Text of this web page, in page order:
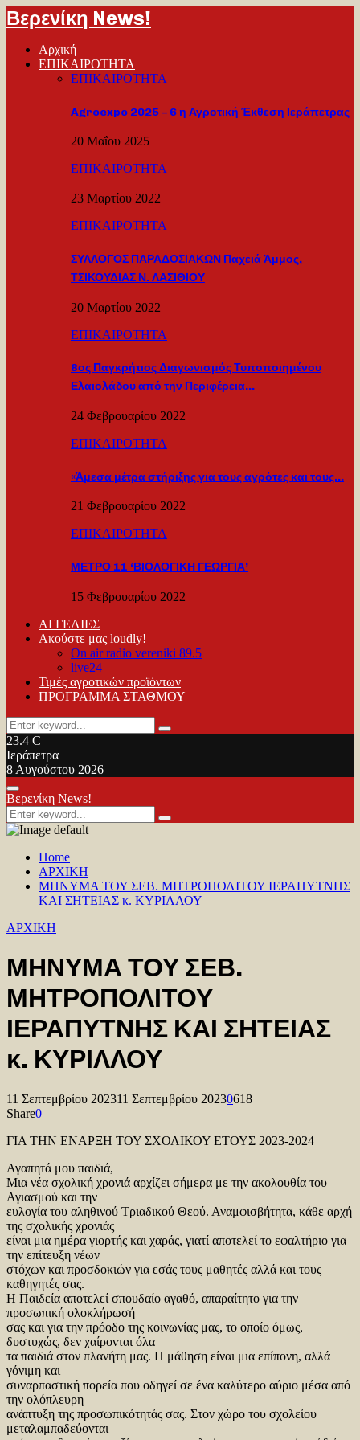
Βερενίκη News!
Αρχική
ΕΠΙΚΑΙΡΟΤΗΤΑ
ΕΠΙΚΑΙΡΟΤΗΤΑ
Agroexpo 2025 – 6 η Αγροτική Έκθεση Ιεράπετρας
20 Μαΐου 2025
ΕΠΙΚΑΙΡΟΤΗΤΑ
23 Μαρτίου 2022
ΕΠΙΚΑΙΡΟΤΗΤΑ
ΣΥΛΛΟΓΟΣ ΠΑΡΑΔΟΣΙΑΚΩΝ Παχειά Άμμος,
ΤΣΙΚΟΥΔΙΑΣ Ν. ΛΑΣΙΘΙΟΥ
20 Μαρτίου 2022
ΕΠΙΚΑΙΡΟΤΗΤΑ
8ος Παγκρήτιος Διαγωνισμός Τυποποιημένου
Ελαιολάδου από την Περιφέρεια…
24 Φεβρουαρίου 2022
ΕΠΙΚΑΙΡΟΤΗΤΑ
«Άμεσα μέτρα στήριξης για τους αγρότες και τους…
21 Φεβρουαρίου 2022
ΕΠΙΚΑΙΡΟΤΗΤΑ
ΜΕΤΡΟ 11 ‘ΒΙΟΛΟΓΙΚΗ ΓΕΩΡΓΙΑ’
15 Φεβρουαρίου 2022
ΑΓΓΕΛΙΕΣ
Ακούστε μας loudly!
On air radio vereniki 89.5
live24
Τιμές αγροτικών προϊόντων
ΠΡΟΓΡΑΜΜΑ ΣΤΑΘΜΟΥ
Search
for:
Search
23.4 C
Ιεράπετρα
8 Αυγούστου 2026
Facebook
Twitter
Youtube
Primary
Menu
Βερενίκη News!
Search
for:
Search
Home
ΑΡΧΙΚΗ
ΜΗΝΥΜΑ ΤΟΥ ΣΕΒ. ΜΗΤΡΟΠΟΛΙΤΟΥ ΙΕΡΑΠΥΤΝΗΣ
ΚΑΙ ΣΗΤΕΙΑΣ κ. ΚΥΡΙΛΛΟΥ
ΑΡΧΙΚΗ
ΜΗΝΥΜΑ ΤΟΥ ΣΕΒ.
ΜΗΤΡΟΠΟΛΙΤΟΥ
ΙΕΡΑΠΥΤΝΗΣ ΚΑΙ ΣΗΤΕΙΑΣ
κ. ΚΥΡΙΛΛΟΥ
11 Σεπτεμβρίου 202311 Σεπτεμβρίου 20230618
Share0
ΓΙΑ ΤΗΝ ΕΝΑΡΞΗ ΤΟΥ ΣΧΟΛΙΚΟΥ ΕΤΟΥΣ 2023-2024
Αγαπητά μου παιδιά,
Μια νέα σχολική χρονιά αρχίζει σήμερα με την ακολουθία του
Αγιασμού και την
ευλογία του αληθινού Τριαδικού Θεού. Αναμφισβήτητα, κάθε αρχή
της σχολικής χρονιάς
είναι μια ημέρα γιορτής και χαράς, γιατί αποτελεί το εφαλτήριο για
την επίτευξη νέων
στόχων και προσδοκιών για εσάς τους μαθητές αλλά και τους
καθηγητές σας.
Η Παιδεία αποτελεί σπουδαίο αγαθό, απαραίτητο για την
προσωπική ολοκλήρωσή
σας και για την πρόοδο της κοινωνίας μας, το οποίο όμως,
δυστυχώς, δεν χαίρονται όλα
τα παιδιά στον πλανήτη μας. Η μάθηση είναι μια επίπονη, αλλά
γόνιμη και
συναρπαστική πορεία που οδηγεί σε ένα καλύτερο αύριο μέσα από
την ολόπλευρη
ανάπτυξη της προσωπικότητάς σας. Στον χώρο του σχολείου
μεταλαμπαδεύονται